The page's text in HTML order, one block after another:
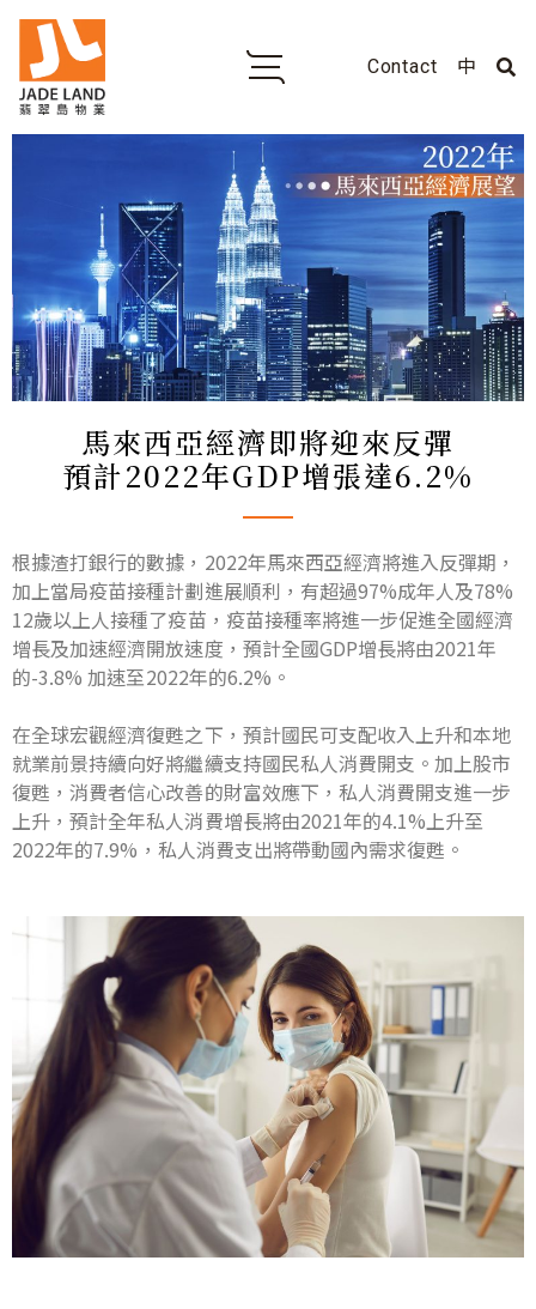
Contact 中
馬來西亞經濟即將迎來反彈
預計2022年GDP增張達6.2%
根據渣打銀行的數據，2022年馬來西亞經濟將進入反彈期，
加上當局疫苗接種計劃進展順利，有超過97%成年人及78%
12歲以上人接種了疫苗，疫苗接種率將進一步促進全國經濟
增長及加速經濟開放速度，預計全國GDP增長將由2021年
的-3.8% 加速至2022年的6.2%。
在全球宏觀經濟復甦之下，預計國民可支配收入上升和本地
就業前景持續向好將繼續支持國民私人消費開支。加上股市
復甦，消費者信心改善的財富效應下，私人消費開支進一步
上升，預計全年私人消費增長將由2021年的4.1%上升至
2022年的7.9%，私人消費支出將帶動國內需求復甦。